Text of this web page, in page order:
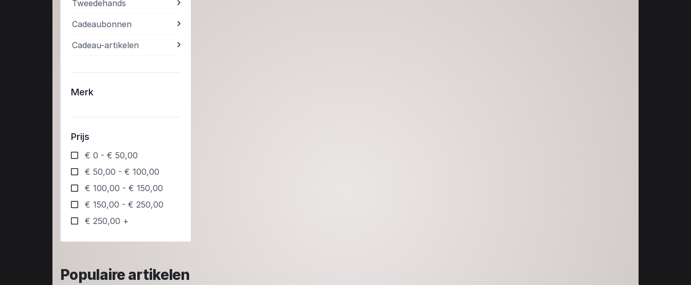
Tweedehands
Cadeaubonnen
Cadeau-artikelen
Merk
Prijs
€ 0 - € 50,00
€ 50,00 - € 100,00
€ 100,00 - € 150,00
€ 150,00 - € 250,00
€ 250,00 +
Populaire artikelen